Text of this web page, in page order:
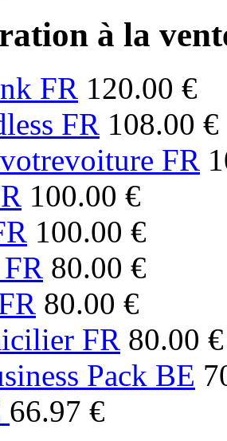
à la
FR 120.00 €
FR 108.00 €
FR
100.00 €
100.00 €
80.00 €
80.00 €
FR 80.00 €
Pack BE
66.97 €